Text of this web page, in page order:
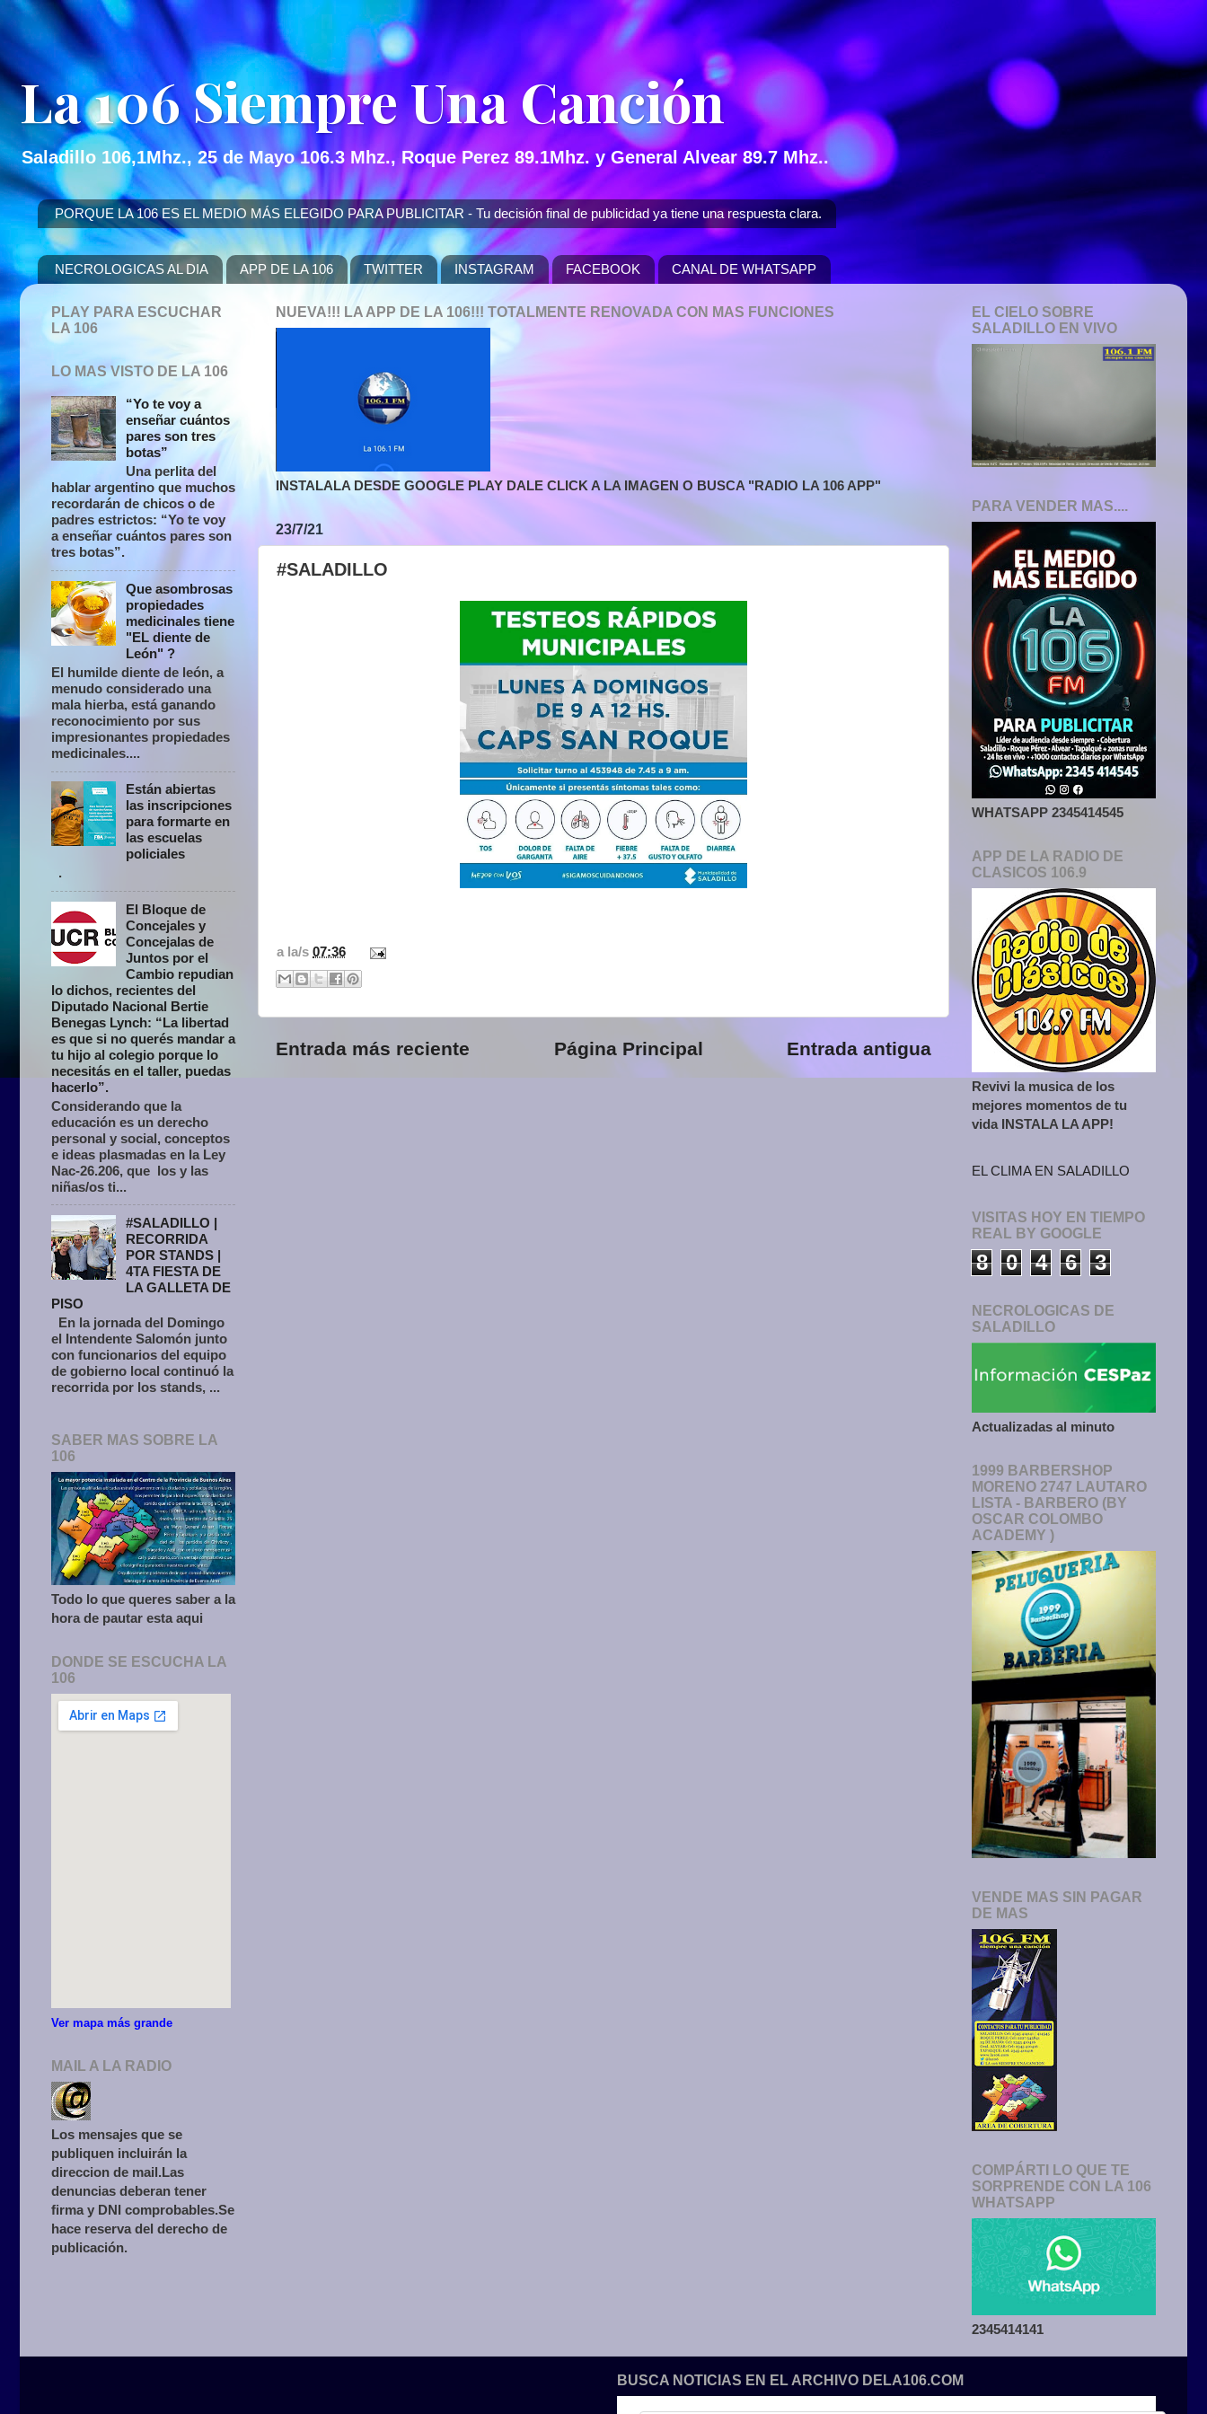
La 106 Siempre Una Canción
Saladillo 106,1Mhz., 25 de Mayo 106.3 Mhz., Roque Perez 89.1Mhz. y General Alvear 89.7 Mhz..
PORQUE LA 106 ES EL MEDIO MÁS ELEGIDO PARA PUBLICITAR - Tu decisión final de publicidad ya tiene una respuesta clara.
NECROLOGICAS AL DIA APP DE LA 106 TWITTER INSTAGRAM FACEBOOK CANAL DE WHATSAPP
NUEVA!!! LA APP DE LA 106!!! TOTALMENTE RENOVADA CON MAS FUNCIONES
INSTALALA DESDE GOOGLE PLAY DALE CLICK A LA IMAGEN O BUSCA "RADIO LA 106 APP"
23/7/21
#SALADILLO
a la/s 07:36
Entrada más reciente Entrada antigua
Página Principal
PLAY PARA ESCUCHAR
LA 106
LO MAS VISTO DE LA 106
“Yo te voy a
enseñar cuántos
pares son tres
botas”
Una perlita del
hablar argentino que muchos
recordarán de chicos o de
padres estrictos: “Yo te voy
a enseñar cuántos pares son
tres botas”.
Que asombrosas
propiedades
medicinales tiene
"EL diente de
León" ?
El humilde diente de león, a
menudo considerado una
mala hierba, está ganando
reconocimiento por sus
impresionantes propiedades
medicinales....
Están abiertas
las inscripciones
para formarte en
las escuelas
policiales
.
El Bloque de
Concejales y
Concejalas de
Juntos por el
Cambio repudian
lo dichos, recientes del
Diputado Nacional Bertie
Benegas Lynch: “La libertad
es que si no querés mandar a
tu hijo al colegio porque lo
necesitás en el taller, puedas
hacerlo”.
Considerando que la
educación es un derecho
personal y social, conceptos
e ideas plasmadas en la Ley
Nac-26.206, que los y las
niñas/os ti...
#SALADILLO |
RECORRIDA
POR STANDS |
4TA FIESTA DE
LA GALLETA DE
PISO
En la jornada del Domingo
el Intendente Salomón junto
con funcionarios del equipo
de gobierno local continuó la
recorrida por los stands, ...
SABER MAS SOBRE LA
106
Todo lo que queres saber a la
hora de pautar esta aqui
DONDE SE ESCUCHA LA
106
Ver mapa más grande
MAIL A LA RADIO
Los mensajes que se
publiquen incluirán la
direccion de mail.Las
denuncias deberan tener
firma y DNI comprobables.Se
hace reserva del derecho de
publicación.
EL CIELO SOBRE
SALADILLO EN VIVO
PARA VENDER MAS....
WHATSAPP 2345414545
APP DE LA RADIO DE
CLASICOS 106.9
Revivi la musica de los
mejores momentos de tu
vida INSTALA LA APP!
EL CLIMA EN SALADILLO
VISITAS HOY EN TIEMPO
REAL BY GOOGLE
8 0 4 6 3
NECROLOGICAS DE
SALADILLO
Actualizadas al minuto
1999 BARBERSHOP
MORENO 2747 LAUTARO
LISTA - BARBERO (BY
OSCAR COLOMBO
ACADEMY )
VENDE MAS SIN PAGAR
DE MAS
COMPÁRTI LO QUE TE
SORPRENDE CON LA 106
WHATSAPP
2345414141
BUSCA NOTICIAS EN EL ARCHIVO DELA106.COM